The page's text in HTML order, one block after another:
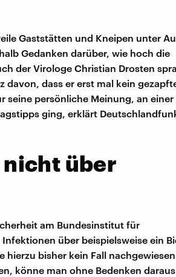
Gaststätten und Kneipen unter
Gedanken darüber, wie hoch die
der Virologe Christian Drosten
davon, dass er erst mal kein
seine persönliche Meinung, an einer
ging, erklärt
über
am Bundesinstitut für
über beispielsweise ein
bisher kein Fall
könne man ohne Bedenken daraus